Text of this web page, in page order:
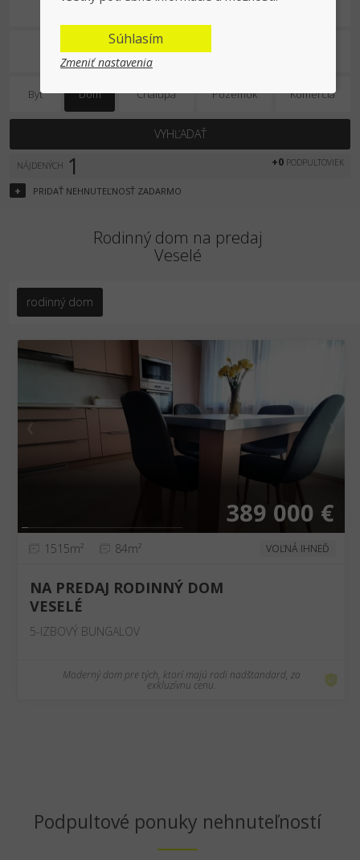
Na predaj
Byt Dom Chalupa Pozemok Komercia
VYHĽADAŤ
NÁJDENÝCH 1 +0 PODPULTOVIEK
+ PRIDAŤ NEHNUTEĽNOSŤ ZADARMO
Rodinný dom na predaj
Veselé
rodinný dom
❮ ❯
389 000 €
1515m² 84m² VOĽNÁ IHNEĎ
NA PREDAJ RODINNÝ DOM
VESELÉ
5-IZBOVÝ BUNGALOV
Moderný dom pre tých, ktorí majú radi nadštandard, za
exkluzívnu cenu.
Podpultové ponuky nehnuteľností
Súhlasím
Zmeniť nastavenia